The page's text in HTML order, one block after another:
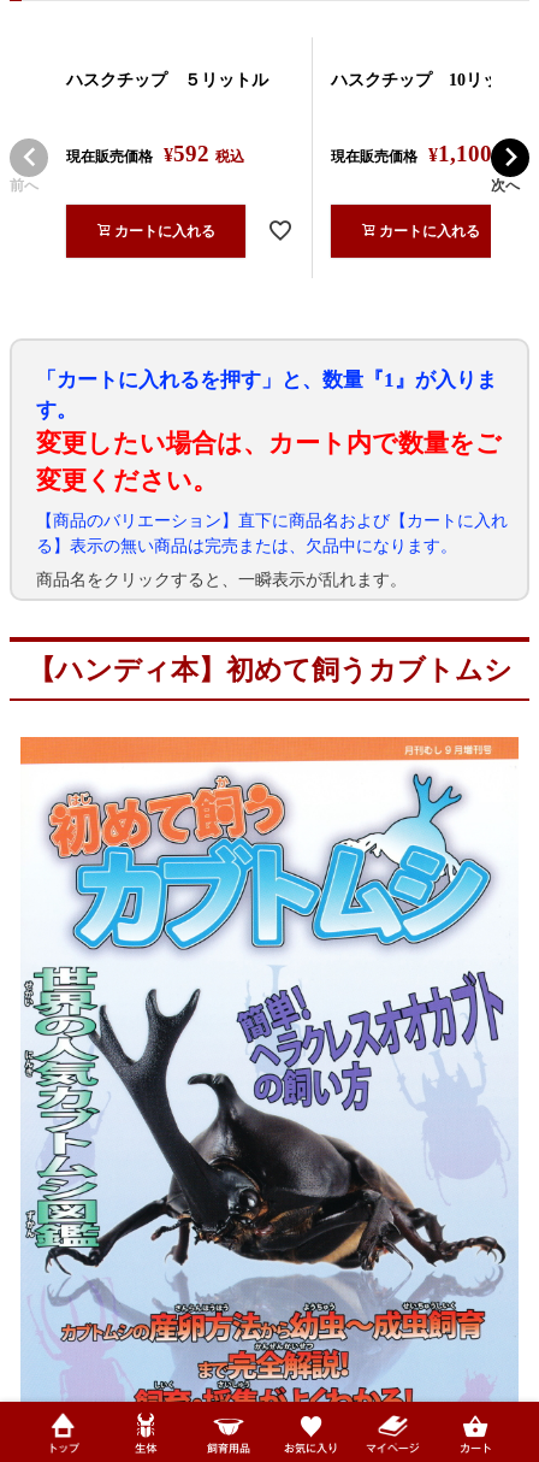
前へ
ハスクチップ ５リットル
現在販売価格 ¥592 税込
カートに入れる
ハスクチップ 10リットル
現在販売価格 ¥1,100 税込
カートに入れる
次へ
「カートに入れるを押す」と、数量『1』が入りま
す。
変更したい場合は、カート内で数量をご
変更ください。
【商品のバリエーション】直下に商品名および【カートに入れ
る】表示の無い商品は完売または、欠品中になります。
商品名をクリックすると、一瞬表示が乱れます。
【ハンディ本】初めて飼うカブトムシ